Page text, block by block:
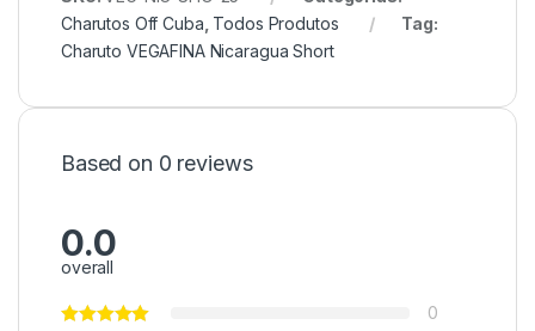
Charutos Off Cuba Todos Produtos
Tag:
Charuto VEGAFINA Nicaragua Short
Based on 0 reviews
0.0
overall
0